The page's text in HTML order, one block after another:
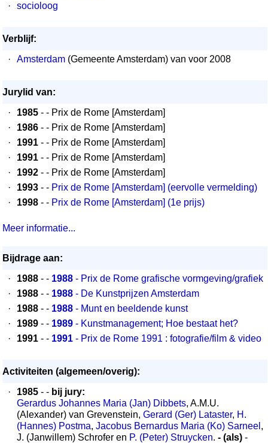
·
socioloog
Verblijf:
·
Amsterdam (Gemeente Amsterdam) van voor 2008
Jurylid van:
·
1985 - - Prix de Rome [Amsterdam]
·
1986 - - Prix de Rome [Amsterdam]
·
1991 - - Prix de Rome [Amsterdam]
·
1991 - - Prix de Rome [Amsterdam]
·
1992 - - Prix de Rome [Amsterdam]
·
1993 - - Prix de Rome [Amsterdam] (eervolle vermelding)
·
1998 - - Prix de Rome [Amsterdam] (1e prijs)
Meer informatie...
Bijdrage aan:
·
1988 - - 1988 - Prix de Rome grafische vormgeving/grafiek
·
1988 - - 1988 - De Kunstprijzen Amsterdam
·
1988 - - 1988 - Munt en beeldende kunst
·
1989 - - 1989 - Kunstmanagement; Hoe bestaat het?
·
1991 - - 1991 - Prix de Rome 1991 : fotografie/film & video
Activiteiten (algemeen/overig):
·
1985 - - bij jury:
Gerardus Johannes Maria (Jan) Dibbets, A.M.U.
(Alexander) van Grevenstein, Gerard (Ger) Lataster, H.
(Hannes) Postma, Jacobus Bernardus Maria (Ko) Sarneel ,
J. (Janwillem) Schrofer en P. (Peter) Struycken. - (als) -